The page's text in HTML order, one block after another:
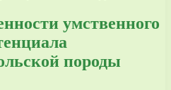
умственного
породы